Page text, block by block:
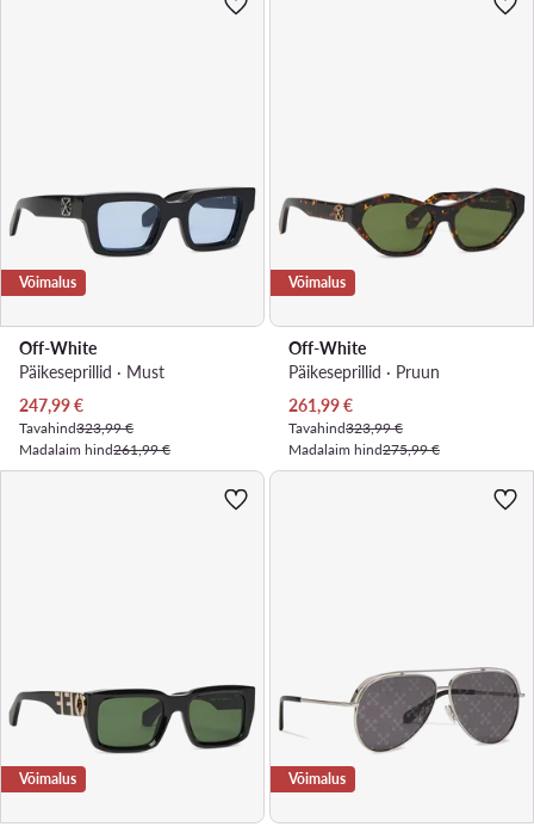
Võimalus
Off-White
Päikeseprillid · Must
Praegune hind
247,99€
Tavahind323,99 €
Madalaim hind261,99 €
Võimalus
Off-White
Päikeseprillid · Pruun
Praegune hind
261,99€
Tavahind323,99 €
Madalaim hind275,99 €
Võimalus Võimalus